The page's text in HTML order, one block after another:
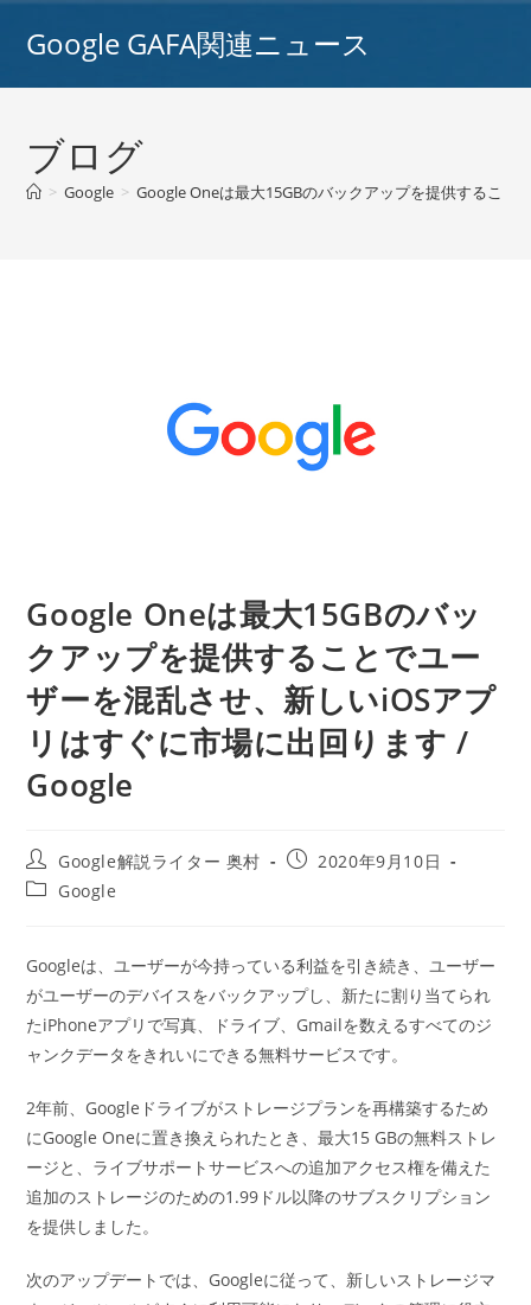
Google GAFA関連ニュース
ブログ
> Google > Google Oneは最大15GBのバックアップを提供するこ
Google Oneは最大15GBのバッ
クアップを提供することでユー
ザーを混乱させ、新しいiOSアプ
リはすぐに市場に出回ります /
Google
投
稿
者:
Google解説ライター 奥村
投
2020年9月10日
投
テ
ゴ
リ
ー:
Google
Googleは、ユーザーが今持っている利益を引き続き、ユーザー
がユーザーのデバイスをバックアップし、新たに割り当てられ
たiPhoneアプリで写真、ドライブ、Gmailを数えるすべてのジ
ャンクデータをきれいにできる無料サービスです。
2年前、Googleドライブがストレージプランを再構築するため
にGoogle Oneに置き換えられたとき、最大15 GBの無料ストレ
ージと、ライブサポートサービスへの追加アクセス権を備えた
追加のストレージのための1.99ドル以降のサブスクリプション
を提供しました。
次のアップデートでは、Googleに従って、新しいストレージマ